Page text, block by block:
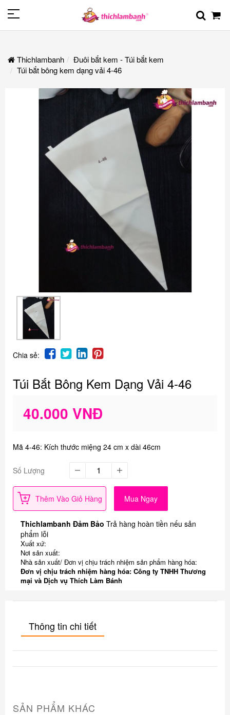
Thichlambanh
Đuôi bắt kem - Túi bắt kem
Túi bắt bông kem dạng vải 4-46
Chia sẻ:
Túi Bắt Bông Kem Dạng Vải 4-46
40.000 VNĐ
Mã 4-46: Kích thước miệng 24 cm x dài 46cm
Số Lượng
Thêm Vào Giỏ Hàng Mua Ngay
Thichlambanh Đảm Bảo Trả hàng hoàn tiền nếu sản
phẩm lỗi
Xuất xứ:
Nơi sản xuất:
Nhà sản xuất/ Đơn vị chịu trách nhiệm sản phẩm hàng hóa:
Đơn vị chịu trách nhiệm hàng hóa: Công ty TNHH Thương
mại và Dịch vụ Thích Làm Bánh
Thông tin chi tiết
SẢN PHẨM KHÁC